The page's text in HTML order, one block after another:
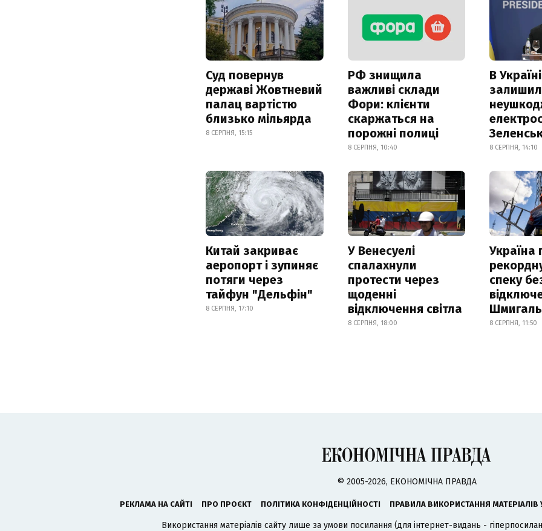
Суд повернув
державі Жовтневий
палац вартістю
близько мільярда
8 СЕРПНЯ, 15:15
РФ знищила
важливі склади
Фори: клієнти
скаржаться на
порожні полиці
8 СЕРПНЯ, 10:40
В
8 СЕРПНЯ, 14:10
Китай закриває
аеропорт і зупиняє
потяги через
тайфун "Дельфін"
8 СЕРПНЯ, 17:10
У Венесуелі
спалахнули
протести через
щоденні
відключення світла
8 СЕРПНЯ, 18:00
спеку
Шмигаль
8 СЕРПНЯ, 11:50
© 2005-2026, ЕКОНОМІЧНА ПРАВДА
РЕКЛАМА НА САЙТІ ПРО ПРОЄКТ ПОЛІТИКА КОНФІДЕНЦІЙНОСТІ ПРАВИЛА ВИКОРИСТАННЯ МАТЕРІАЛІВ
Використання матеріалів сайту лише за умови посилання (для інтернет-видань -